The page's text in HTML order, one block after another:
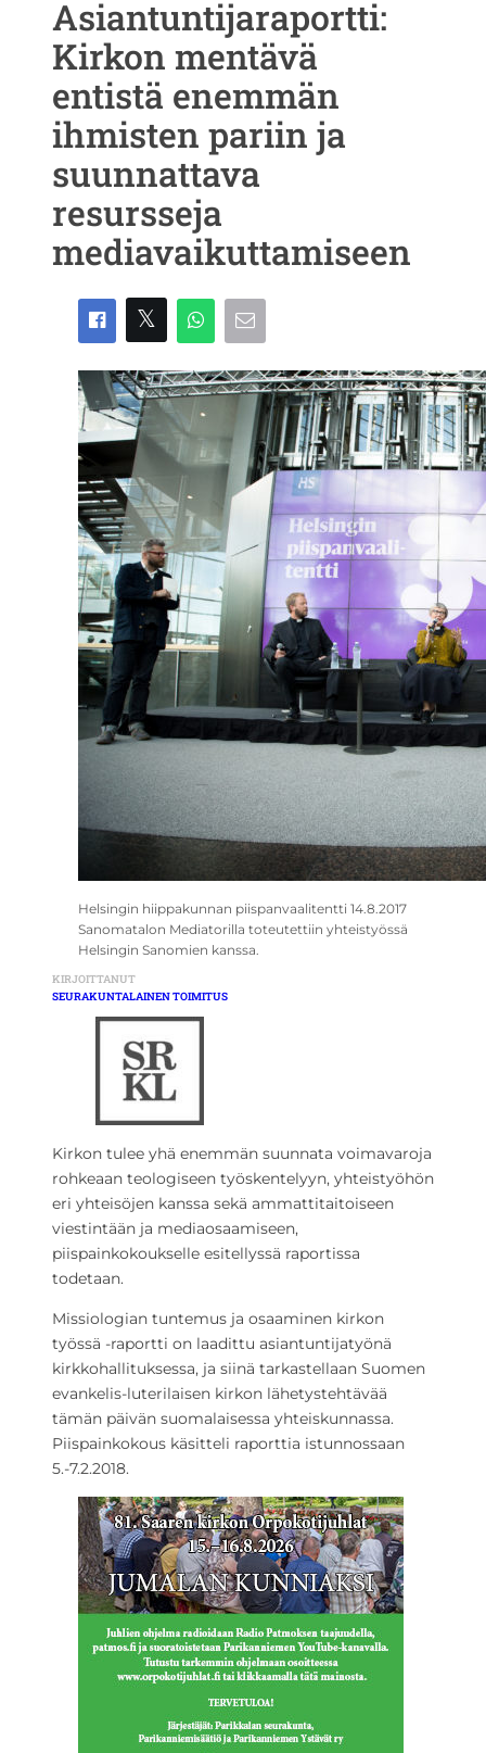
Asiantuntijaraportti:
Kirkon mentävä
entistä enemmän
ihmisten pariin ja
suunnattava
resursseja
mediavaikuttamiseen
Helsingin hiippakunnan piispanvaalitentti 14.8.2017
Sanomatalon Mediatorilla toteutettiin yhteistyössä
Helsingin Sanomien kanssa.
KIRJOITTANUT
SEURAKUNTALAINEN TOIMITUS
Kirkon tulee yhä enemmän suunnata voimavaroja
rohkeaan teologiseen työskentelyyn, yhteistyöhön
eri yhteisöjen kanssa sekä ammattitaitoiseen
viestintään ja mediaosaamiseen,
piispainkokoukselle esitellyssä raportissa
todetaan.
Missiologian tuntemus ja osaaminen kirkon
työssä -raportti on laadittu asiantuntijatyönä
kirkkohallituksessa, ja siinä tarkastellaan Suomen
evankelis-luterilaisen kirkon lähetystehtävää
tämän päivän suomalaisessa yhteiskunnassa.
Piispainkokous käsitteli raporttia istunnossaan
5.-7.2.2018.